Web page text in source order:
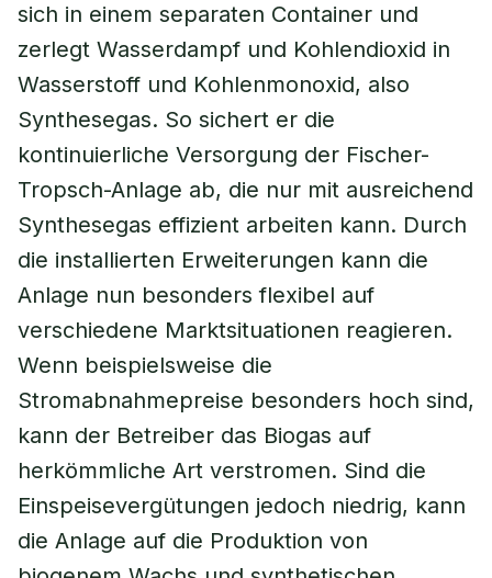
sich in einem separaten Container und
zerlegt Wasserdampf und Kohlendioxid in
Wasserstoff und Kohlenmonoxid, also
Synthesegas. So sichert er die
kontinuierliche Versorgung der Fischer-
Tropsch-Anlage ab, die nur mit ausreichend
Synthesegas effizient arbeiten kann. Durch
die installierten Erweiterungen kann die
Anlage nun besonders flexibel auf
verschiedene Marktsituationen reagieren.
Wenn beispielsweise die
Stromabnahmepreise besonders hoch sind,
kann der Betreiber das Biogas auf
herkömmliche Art verstromen. Sind die
Einspeisevergütungen jedoch niedrig, kann
die Anlage auf die Produktion von